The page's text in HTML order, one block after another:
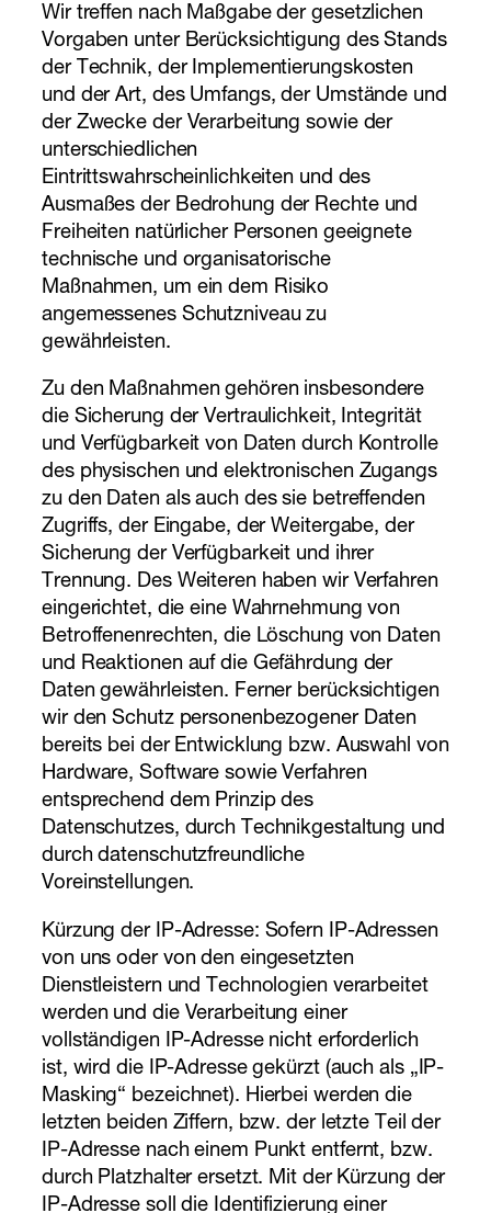
Wir treffen nach Maßgabe der gesetzlichen
Vorgaben unter Berücksichtigung des Stands
der Technik, der Implementierungskosten
und der Art, des Umfangs, der Umstände und
der Zwecke der Verarbeitung sowie der
unterschiedlichen
Eintrittswahrscheinlichkeiten und des
Ausmaßes der Bedrohung der Rechte und
Freiheiten natürlicher Personen geeignete
technische und organisatorische
Maßnahmen, um ein dem Risiko
angemessenes Schutzniveau zu
gewährleisten.
Zu den Maßnahmen gehören insbesondere
die Sicherung der Vertraulichkeit, Integrität
und Verfügbarkeit von Daten durch Kontrolle
des physischen und elektronischen Zugangs
zu den Daten als auch des sie betreffenden
Zugriffs, der Eingabe, der Weitergabe, der
Sicherung der Verfügbarkeit und ihrer
Trennung. Des Weiteren haben wir Verfahren
eingerichtet, die eine Wahrnehmung von
Betroffenenrechten, die Löschung von Daten
und Reaktionen auf die Gefährdung der
Daten gewährleisten. Ferner berücksichtigen
wir den Schutz personenbezogener Daten
bereits bei der Entwicklung bzw. Auswahl von
Hardware, Software sowie Verfahren
entsprechend dem Prinzip des
Datenschutzes, durch Technikgestaltung und
durch datenschutzfreundliche
Voreinstellungen.
Kürzung der IP-Adresse: Sofern IP-Adressen
von uns oder von den eingesetzten
Dienstleistern und Technologien verarbeitet
werden und die Verarbeitung einer
vollständigen IP-Adresse nicht erforderlich
ist, wird die IP-Adresse gekürzt (auch als „IP-
Masking“ bezeichnet). Hierbei werden die
letzten beiden Ziffern, bzw. der letzte Teil der
IP-Adresse nach einem Punkt entfernt, bzw.
durch Platzhalter ersetzt. Mit der Kürzung der
IP-Adresse soll die Identifizierung einer